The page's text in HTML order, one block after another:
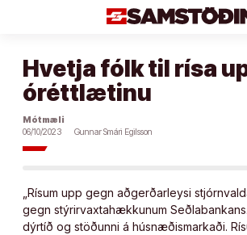
Hvetja fólk til rísa
óréttlætinu
Mótmæli
06/10/2023
Gunnar Smári Egilsson
„Rísum upp gegn aðgerðarleysi
gegn stýrirvaxtahækkunum
dýrtíð og stöðunni á húsnæðismarkaði.